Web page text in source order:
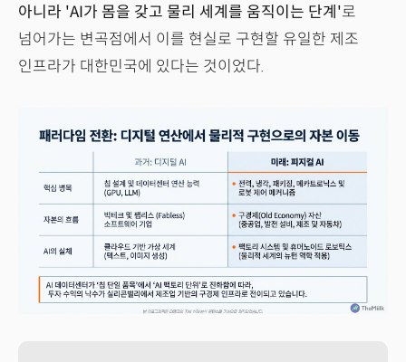
아니라 'AI가 몸을 갖고 물리 세계를 움직이는 단계'로
넘어가는 변곡점에서 이를 현실로 구현할 유일한 제조
인프라가 대한민국에 있다는 것이었다.